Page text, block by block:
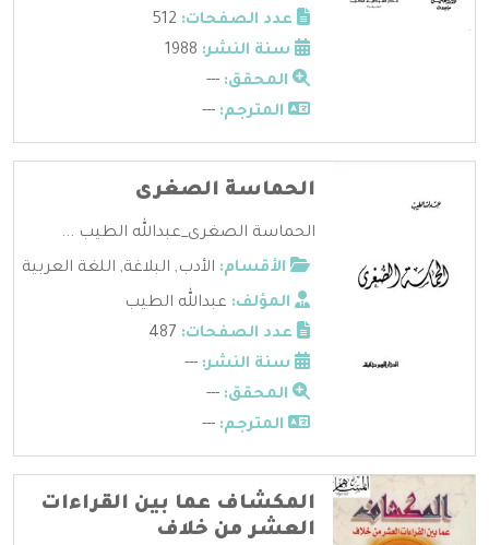
عدد الصفحات:
سنة النشر:
المحقق: ---
المترجم: ---
الحماسة الصغرى
الحماسة الصغرى_عبدالله الطيب ...
الأقسام: الأدب, البلاغة, اللغة العربية
المؤلف: عبدالله الطيب
عدد الصفحات:
سنة النشر: ---
المحقق: ---
المترجم: ---
المكشاف عما بين القراءات
العشر من خلاف